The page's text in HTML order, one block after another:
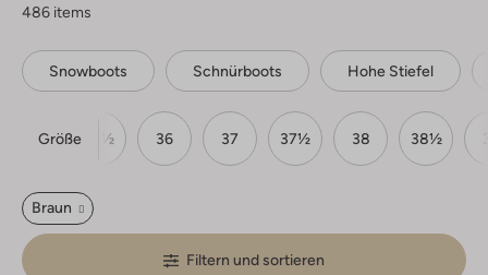
486 items
Snowboots Schnürboots Hohe Stiefel
Größe
35 35½ 36 37 37½ 38 38½
Braun
Filtern und sortieren